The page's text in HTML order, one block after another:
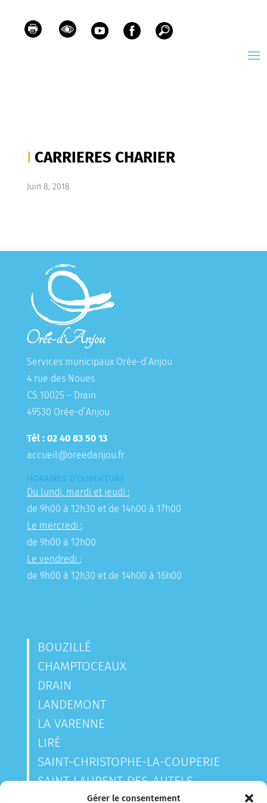
Gérer le consentement
CARRIERES CHARIER
Juin 8, 2018
Services municipaux Orée-d’Anjou
4 rue des Noues
CS 10025 – Drain
49530 Orée-d’Anjou
Tél : 02 40 83 50 13
accueil@oreedanjou.fr
HORAIRES D’OUVERTURE
Du lundi, mardi et jeudi :
de 9h00 à 12h30 et de 14h00 à 17h00
Le mercredi :
de 9h00 à 12h00
Le vendredi :
de 9h00 à 12h30 et de 14h00 à 16h00
BOUZILLÉ
CHAMPTOCEAUX
DRAIN
LANDEMONT
LA VARENNE
LIRÉ
SAINT-CHRISTOPHE-LA-COUPERIE
SAINT-LAURENT-DES-AUTELS
SAINT-SAUVEUR-DE-LANDEMONT